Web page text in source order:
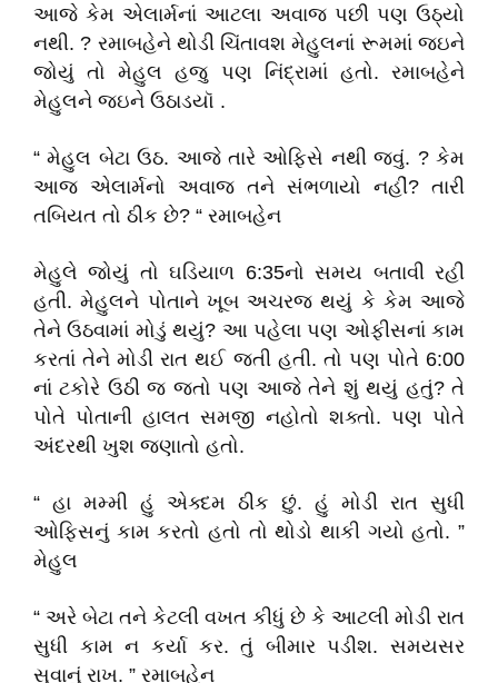
આજે કેમ એલાર્મનાં આટલા અવાજ પછી પણ ઉઠ્યો
નથી. ? રમાબહેને થોડી ચિંતાવશ મેહુલનાં રૂમમાં જઇને
જોયું તો મેહુલ હજુ પણ નિંદ્રામાં હતો. રમાબહેને
મેહુલને જઇને ઉઠાડયૉ .
“ મેહુલ બેટા ઉઠ. આજે તારે ઓફિસે નથી જવું. ? કેમ
આજ એલાર્મનો અવાજ તને સંભળાયો નહીં? તારી
તબિયત તો ઠીક છે? “ રમાબહેન
મેહુલે જોયું તો ઘડિયાળ 6:35નો સમય બતાવી રહી
હતી. મેહુલને પોતાને ખૂબ અચરજ થયું કે કેમ આજે
તેને ઉઠવામાં મોડું થયું? આ પહેલા પણ ઓફીસનાં કામ
કરતાં તેને મોડી રાત થઈ જતી હતી. તો પણ પોતે 6:00
નાં ટકોરે ઉઠી જ જતો પણ આજે તેને શું થયું હતું? તે
પોતે પોતાની હાલત સમજી નહોતો શક્તો. પણ પોતે
અંદરથી ખુશ જણાતો હતો.
“ હા મમ્મી હું એક્દમ ઠીક છું. હું મોડી રાત સુધી
ઓફિસનું કામ કરતો હતો તો થોડો થાકી ગયો હતો. ”
મેહુલ
“ અરે બેટા તને કેટલી વખત કીધું છે કે આટલી મોડી રાત
સુધી કામ ન કર્યા કર. તું બીમાર પડીશ. સમયસર
સુવાનું રાખ. ” રમાબહેન